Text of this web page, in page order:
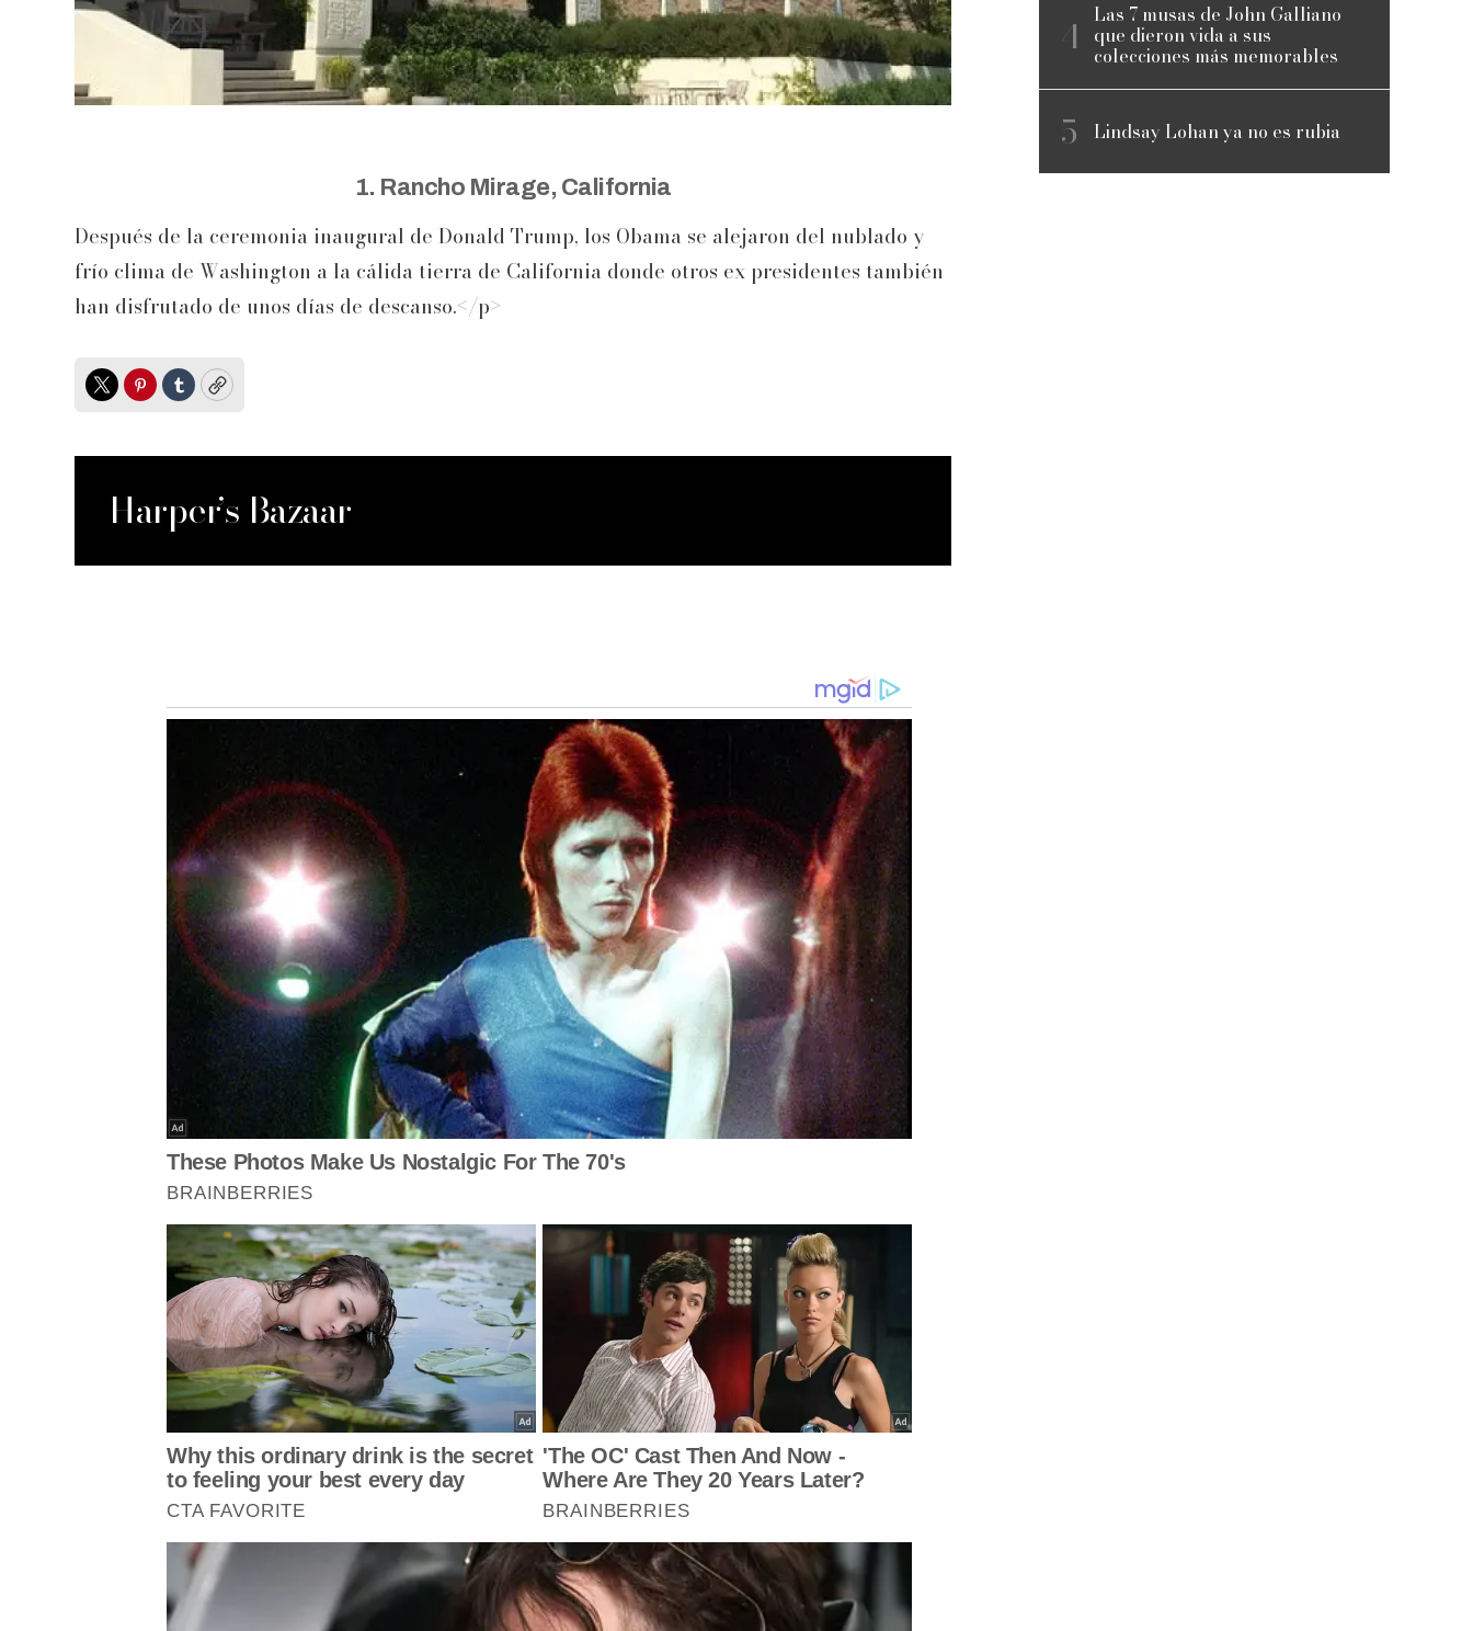
1. Rancho Mirage, California
Después de la ceremonia inaugural de Donald Trump, los Obama se alejaron del nublado y
frío clima de Washington a la cálida tierra de California donde otros ex presidentes también
han disfrutado de unos días de descanso.</p>
TwitterPinterest
TumblrCopy
Harper’s Bazaar
Las 7 musas de John Galliano
que dieron vida a sus
colecciones más memorables
Lindsay Lohan ya no es rubia